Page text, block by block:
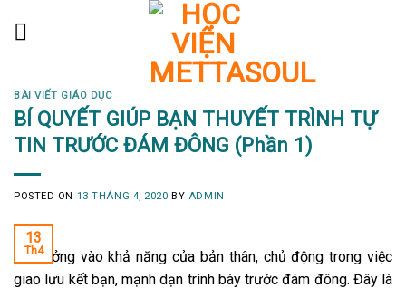
BÀI VIẾT GIÁO DỤC
BÍ QUYẾT GIÚP BẠN THUYẾT TRÌNH TỰ
TIN TRƯỚC ĐÁM ĐÔNG (Phần 1)
POSTED ON 13 THÁNG 4, 2020 BY ADMIN
13
Th4
Tin tưởng vào khả năng của bản thân, chủ động trong việc
giao lưu kết bạn, mạnh dạn trình bày trước đám đông. Đây là